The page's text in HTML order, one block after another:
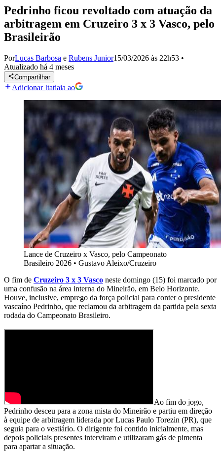
Pedrinho ficou revoltado com atuação da
arbitragem em Cruzeiro 3 x 3 Vasco, pelo
Brasileirão
PorLucas Barbosa e Rubens Junior15/03/2026 às 22h53 •
Atualizado há 4 meses
Compartilhar
Adicionar Itatiaia ao
Lance de Cruzeiro x Vasco, pelo Campeonato
Brasileiro 2026 • Gustavo Aleixo/Cruzeiro
O fim de Cruzeiro 3 x 3 Vasco neste domingo (15) foi marcado por
uma confusão na área interna do Mineirão, em Belo Horizonte.
Houve, inclusive, emprego da força policial para conter o presidente
vascaíno Pedrinho, que reclamou da arbitragem da partida pela sexta
rodada do Campeonato Brasileiro.
Ao fim do jogo,
Pedrinho desceu para a zona mista do Mineirão e partiu em direção
à equipe de arbitragem liderada por Lucas Paulo Torezin (PR), que
seguia para o vestiário. O dirigente foi contido inicialmente, mas
depois policiais presentes interviram e utilizaram gás de pimenta
para apartar a situação.